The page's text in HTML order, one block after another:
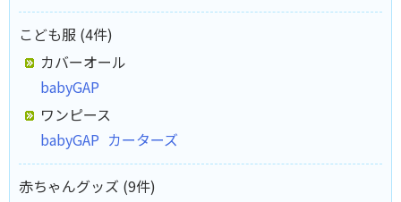
こども服 (4件)
カバーオール
babyGAP
ワンピース
babyGAP カーターズ
赤ちゃんグッズ (9件)